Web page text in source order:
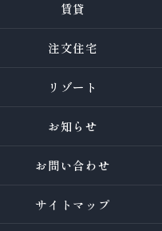
賃貸
注文住宅
リゾート
お知らせ
お問い合わせ
サイトマップ